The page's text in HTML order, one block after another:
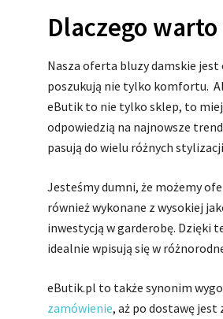
Dlaczego
Nasza oferta bluzy damskie
poszukują nie tylko komfortu.
eButik to nie tylko sklep, to
odpowiedzią na najnowsze
pasują do wielu różnych
Jesteśmy dumni, że możemy
również wykonane z wysokiej
inwestycją w garderobę. Dzięki
idealnie wpisują się w
eButik.pl to także synonim
zamówienie, aż po dostawę